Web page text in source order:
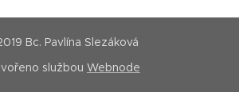
Bc. Pavlína Slezáková
službou Webnode